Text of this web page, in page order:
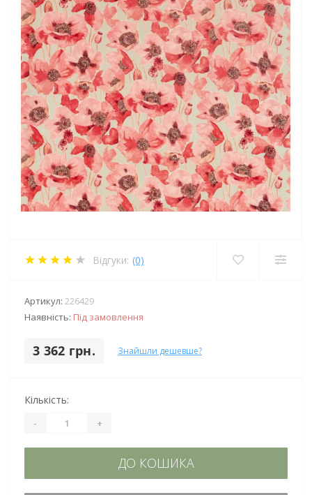
Відгуки: (0)
Артикул: 226429
Наявність: Під замовлення
3 362 грн. Знайшли дешевше?
Кількість:
- +
ДО КОШИКА